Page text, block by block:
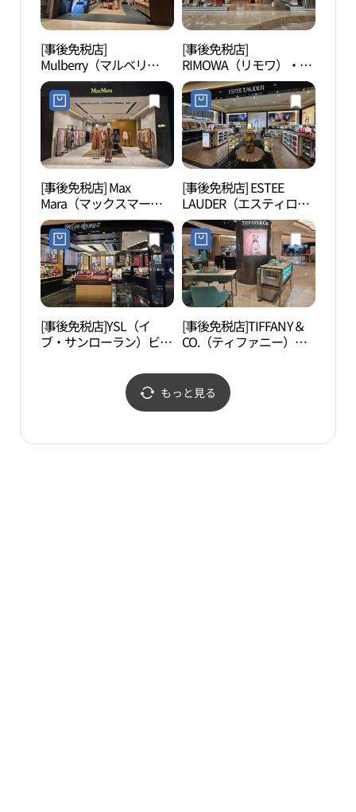
[事後免税店]
Mulberry（マルベリ
ー）・ロッテワールドモ
ール店(멀버리 롯데월드
몰점)
[事後免税店]
RIMOWA（リモワ）・ロ
ッテ百貨店
AVENUEL（アヴェニュ
エル）チャムシル（蚕
室）店(리모와 롯데백화
점 에비뉴엘 잠실점)
[事後免税店] Max
Mara（マックスマー
ラ）・ロッテ百貨店チャ
ムシル（蚕室）
AVENUEL（アヴェニュ
エル）店(막스마라 롯데
백화점 잠실 에비뉴엘점)
[事後免税店] ESTEE
LAUDER（エスティロー
ダー）・ロッテ百貨店チ
ャムシル（蚕室）
AVENUEL（アヴェニュ
エル）店(에스티로더 롯
데백화점 잠실 에비뉴엘
점)
[事後免税店]YSL（イ
ブ・サンローラン）ビュ
チャムシル（蚕室）
AVENUEL（アヴェニュ
エル）店(입생로랑 뷰티
[事後免税店]TIFFANY＆
CO.（ティファニー）香
シル（蚕室）
AVENUEL（アヴェニュ
エル）店(티파니향수 롯
もっと見る